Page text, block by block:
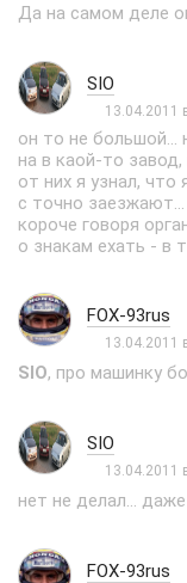
Да на самом деле
SIO
13.04.2011
он то не большой...
на в каой-то завод,
от них я узнал, что
с точно заезжают...
короче говоря
о знакам ехать - в
FOX-93rus
13.04.2011
SIO, про машинку
SIO
13.04.2011
нет не делал...
FOX-93rus